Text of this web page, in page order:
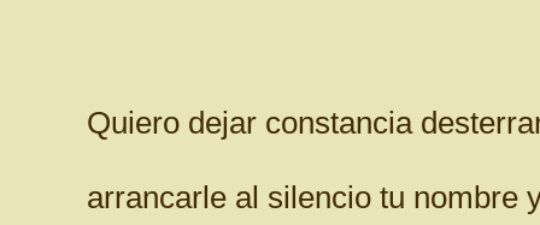
Quiero dejar constancia
arrancarle al silencio tu nombre